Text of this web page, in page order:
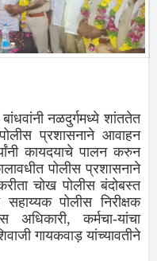
नळदुर्गमध्ये शांततेत
प्रशासनाने आवाहन
कायदयाचे पालन करुन
पोलीस प्रशासनाने
चोख पोलीस बंदोबस्त
सहाय्यक पोलीस निरीक्षक
कर्मचा-यांचा
गायकवाड़ यांच्यावतीने